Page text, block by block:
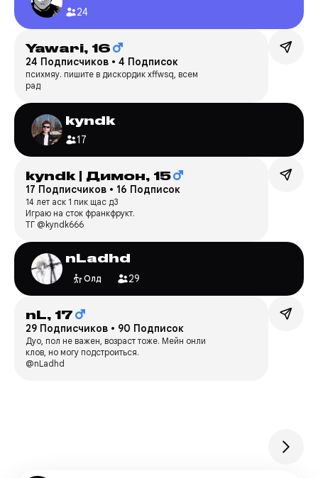
24
Yawari, 16
24 Подписчиков • 4 Подписок
психмяу. пишите в дискордик xffwsq, всем
рад
kyndk
17
kyndk | Димон, 15
17 Подписчиков • 16 Подписок
14 лет аск 1 пик щас д3
Играю на сток франкфрукт.
ТГ @kyndk666
nLadhd
Олд 29
nL, 17
29 Подписчиков • 90 Подписок
Дуо, пол не важен, возраст тоже. Мейн онли
клов, но могу подстроиться.
@nLadhd